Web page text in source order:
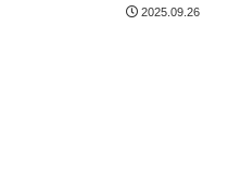
2025.09.26